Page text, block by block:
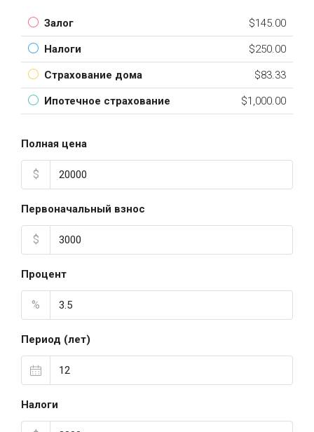
Залог $145.00
Налоги $250.00
Страхование дома $83.33
Ипотечное страхование $1,000.00
Полная цена
$
Первоначальный взнос
$
Процент
%
Период (лет)
Налоги